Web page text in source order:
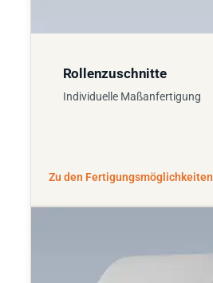
Rollenzuschnitte
Individuelle Maßanfertigung
Zu den Fertigungsmöglichkeiten